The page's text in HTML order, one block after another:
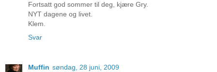
Fortsatt god sommer til deg, kjære Gry.
NYT dagene og livet.
Klem.
Svar
Muffin søndag, 28 juni, 2009